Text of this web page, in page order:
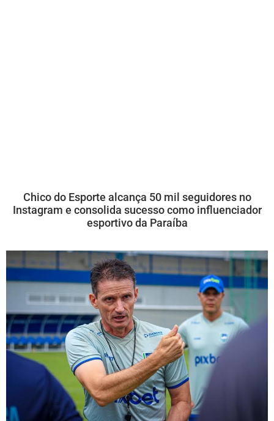
Chico do Esporte alcança 50 mil seguidores no
Instagram e consolida sucesso como influenciador
esportivo da Paraíba